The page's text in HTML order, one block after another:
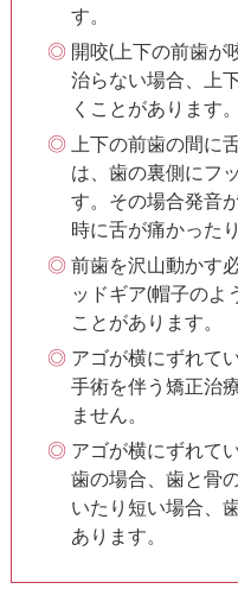
す。
開咬(上下の前歯が
治らない場合、上
くことがあります。
上下の前歯の間に
は、歯の裏側にフ
す。その場合発音
時に舌が痛かった
前歯を沢山動かす
ッドギア(帽子のよ
ことがあります。
アゴが横にずれて
手術を伴う矯正治
ません。
アゴが横にずれて
歯の場合、歯と骨
いたり短い場合、
あります。